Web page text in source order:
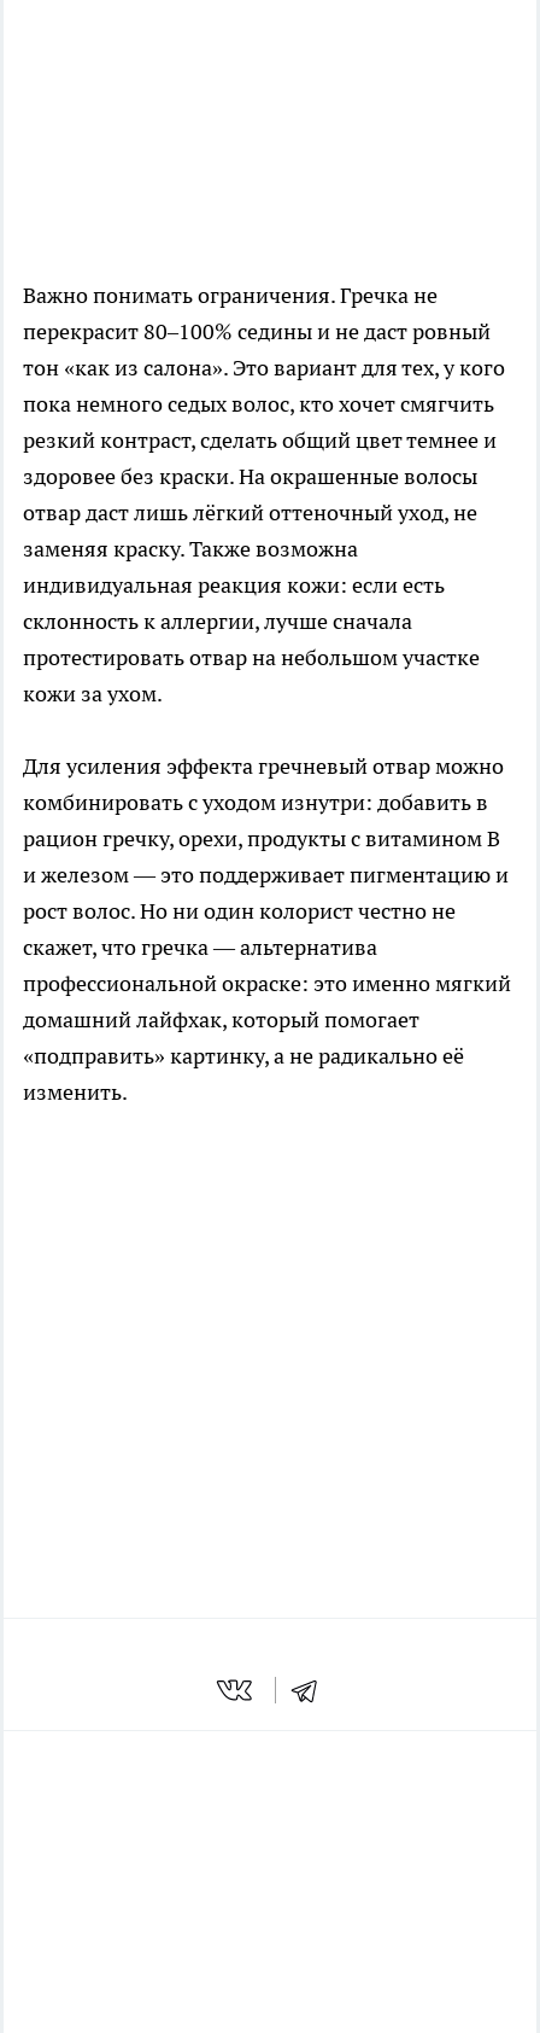
Важно понимать ограничения. Гречка не
перекрасит 80–100% седины и не даст ровный
тон «как из салона». Это вариант для тех, у кого
пока немного седых волос, кто хочет смягчить
резкий контраст, сделать общий цвет темнее и
здоровее без краски. На окрашенные волосы
отвар даст лишь лёгкий оттеночный уход, не
заменяя краску. Также возможна
индивидуальная реакция кожи: если есть
склонность к аллергии, лучше сначала
протестировать отвар на небольшом участке
кожи за ухом.
Для усиления эффекта гречневый отвар можно
комбинировать с уходом изнутри: добавить в
рацион гречку, орехи, продукты с витамином B
и железом — это поддерживает пигментацию и
рост волос. Но ни один колорист честно не
скажет, что гречка — альтернатива
профессиональной окраске: это именно мягкий
домашний лайфхак, который помогает
«подправить» картинку, а не радикально её
изменить.